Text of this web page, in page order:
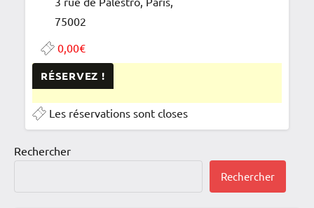
75002
0,00€
RÉSERVEZ !
Les réservations sont closes
Rechercher
Rechercher